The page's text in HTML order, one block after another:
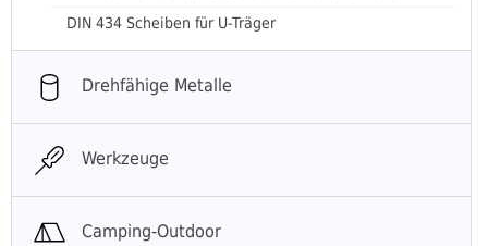
DIN 434 Scheiben für U-Träger
Drehfähige Metalle
Werkzeuge
Camping-Outdoor